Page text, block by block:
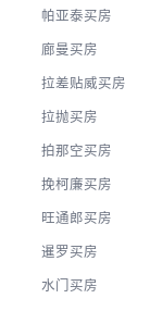
帕亚泰买房
廊曼买房
拉差贴威买房
拉抛买房
拍那空买房
挽柯廉买房
旺通郎买房
暹罗买房
水门买房